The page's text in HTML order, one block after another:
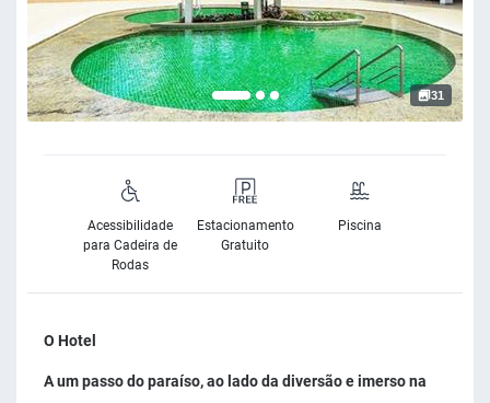
31
Acessibilidade
para Cadeira de
Rodas
Estacionamento
Gratuito
Piscina
O Hotel
A um passo do paraíso, ao lado da diversão e imerso na